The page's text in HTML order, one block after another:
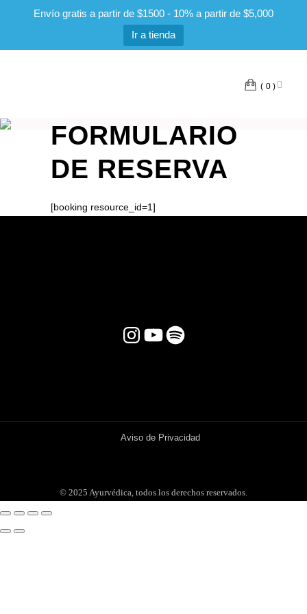
Envío gratis a partir de $1500 - 10% a partir de $5,000
Ir a tienda
0
FORMULARIO
DE RESERVA
[booking resource_id=1]
InstagramYouTube
Spotify
Aviso de Privacidad
© 2025 Ayurvédica, todos los derechos reservados.